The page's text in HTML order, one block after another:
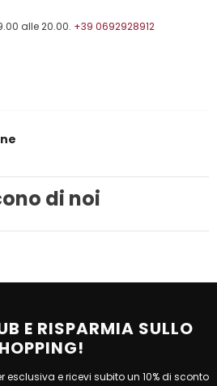
alle 20.00. +39 0692928912
di noi
E RISPARMIA SULLO
esclusiva e ricevi subito un 10% di sconto